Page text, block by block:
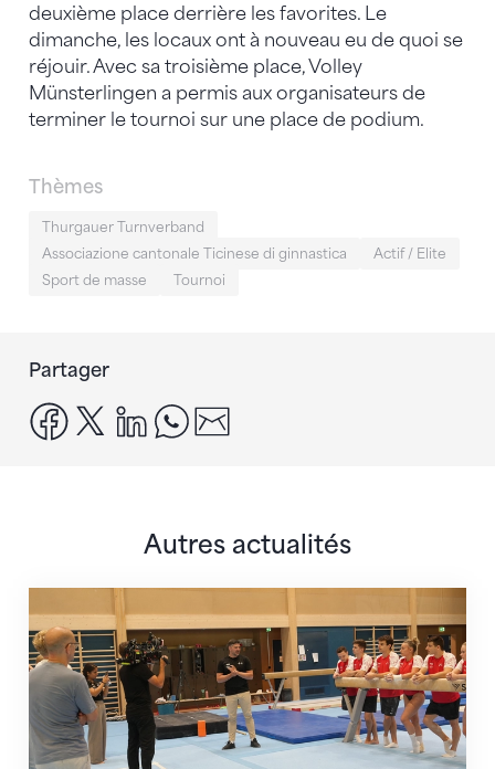
deuxième place derrière les favorites. Le
dimanche, les locaux ont à nouveau eu de quoi se
réjouir. Avec sa troisième place, Volley
Münsterlingen a permis aux organisateurs de
terminer le tournoi sur une place de podium.
Thèmes
Thurgauer Turnverband
Associazione cantonale Ticinese di ginnastica
Actif / Elite
Sport de masse
Tournoi
Partager
facebook
x linkedinwhatsapp
Autres actualités
En route pour Zagreb avec des objectifs clairs